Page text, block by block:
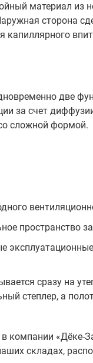
материал из
сторона
капиллярного
две
за счет
сложной формой.
пространство
сразу на
степлер, а
компании
складах,